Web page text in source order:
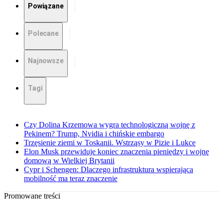
Powiązane
Polecane
Najnowsze
Tagi
Czy Dolina Krzemowa wygra technologiczną wojnę z
Pekinem? Trump, Nvidia i chińskie embargo
Trzęsienie ziemi w Toskanii. Wstrząsy w Pizie i Lukce
Elon Musk przewiduje koniec znaczenia pieniędzy i wojnę
domową w Wielkiej Brytanii
Cypr i Schengen: Dlaczego infrastruktura wspierająca
mobilność ma teraz znaczenie
Promowane treści